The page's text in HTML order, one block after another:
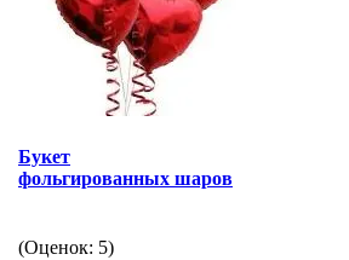
Букет
фольгированных шаров
(Оценок: 5)